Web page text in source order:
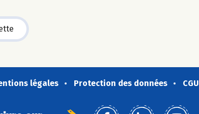
légales Protection des données CGU